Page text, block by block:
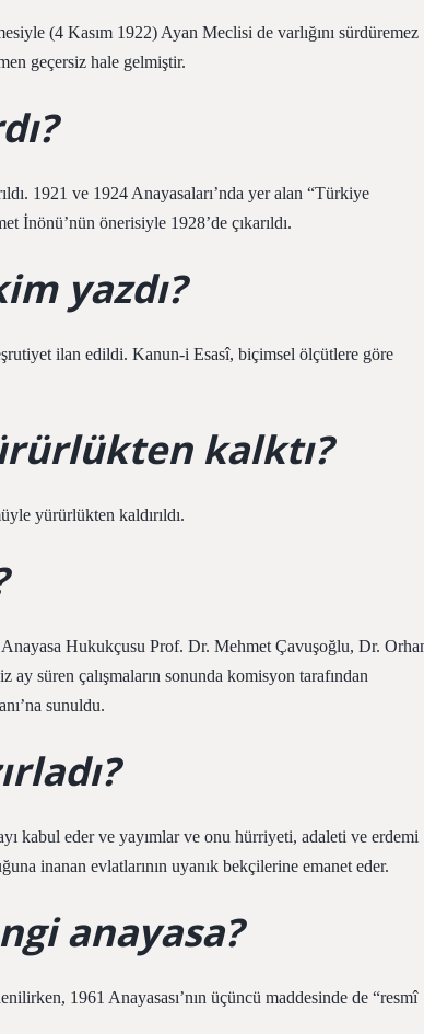
(4 Kasım 1922) Ayan Meclisi de varlığını sürdüremez
geçersiz hale gelmiştir.
1921 ve 1924 Anayasaları’nda yer alan “Türkiye
İnönü’nün önerisiyle 1928’de çıkarıldı.
yazdı?
ilan edildi. Kanun-i Esasî, biçimsel ölçütlere göre
kalktı?
yürürlükten kaldırıldı.
Anayasa Hukukçusu Prof. Dr. Mehmet Çavuşoğlu, Dr.
süren çalışmaların sonunda komisyon tarafından
sunuldu.
kabul eder ve yayımlar ve onu hürriyeti, adaleti ve erdemi
inanan evlatlarının uyanık bekçilerine emanet eder.
anayasa?
1961 Anayasası’nın üçüncü maddesinde de “resmî